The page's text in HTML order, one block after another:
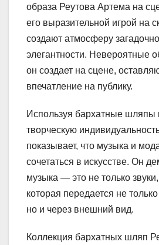
образа Реутова Артема на
его выразительной игрой на
создают атмосферу
элегантности. Невероятные
он создает на сцене,
впечатление на публику.
Используя бархатные шляпы
творческую
показывает, что музыка и
сочетаться в искусстве. Он
музыка — это не только звуки,
которая передается не
но и через внешний вид.
Коллекция бархатных шляп